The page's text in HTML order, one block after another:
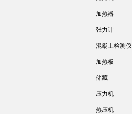
加热器
张力计
混凝土检测仪
加热板
储藏
压力机
热压机